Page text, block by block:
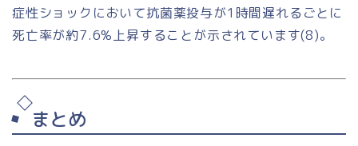
症性ショックにおいて抗菌薬投与が1時間遅れるごとに
死亡率が約7.6%上昇することが示されています(8)。
まとめ